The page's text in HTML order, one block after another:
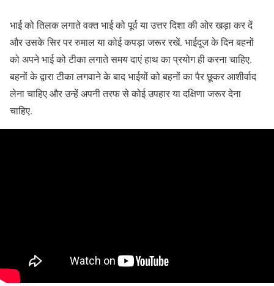
भाई को तिलक लगाते वक्त भाई को पूर्व या उत्तर दिशा की ओर खड़ा कर दें
और उसके सिर पर रुमाल या कोई कपड़ा जरूर रखें. भाईदूज के दिन बहनों
को अपने भाई को टीका लगाते समय दाएं हाथ का प्रयोग ही करना चाहिए.
बहनों के द्वारा टीका लगवाने के बाद भाईयों को बहनों का पैर छूकर आशीर्वाद
लेना चाहिए और उन्हें अपनी तरफ से कोई उपहार या दक्षिणा जरूर देना
चाहिए.